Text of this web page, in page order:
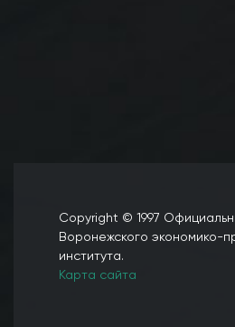
Copyright © 1997
Воронежского экономико-
института.
Карта сайта